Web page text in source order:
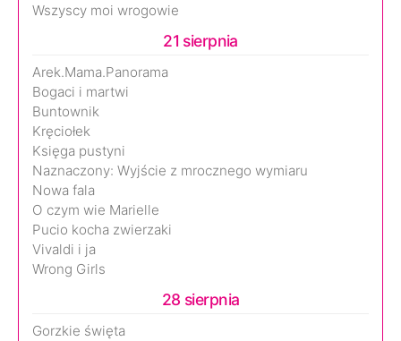
Wszyscy moi wrogowie
21 sierpnia
Arek.Mama.Panorama
Bogaci i martwi
Buntownik
Kręciołek
Księga pustyni
Naznaczony: Wyjście z mrocznego wymiaru
Nowa fala
O czym wie Marielle
Pucio kocha zwierzaki
Vivaldi i ja
Wrong Girls
28 sierpnia
Gorzkie święta